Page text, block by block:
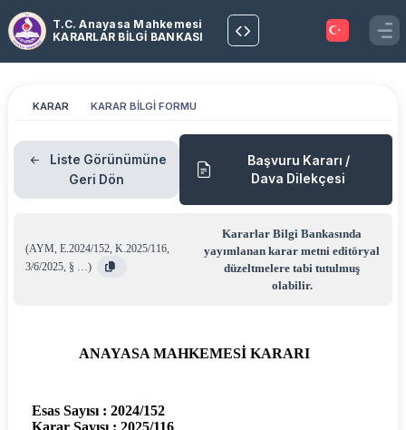
T.C. Anayasa Mahkemesi
KARARLAR BİLGİ BANKASI
KARAR KARAR BİLGİ FORMU
Liste Görünümüne
Geri Dön
Başvuru Kararı /
Dava Dilekçesi
(AYM, E.2024/152, K.2025/116,
3/6/2025, § …)
Kararlar Bilgi Bankasında
yayımlanan karar metni editöryal
düzeltmelere tabi tutulmuş
olabilir.